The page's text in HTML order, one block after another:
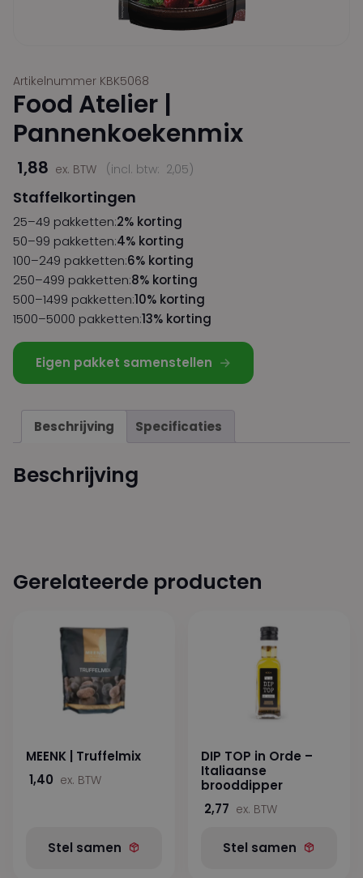
Artikelnummer KBK5068
Food Atelier |
Pannenkoekenmix
1,88 ex. BTW (incl. btw: 2,05)
Staffelkortingen
25–49 pakketten:2% korting
50–99 pakketten:4% korting
100–249 pakketten:6% korting
250–499 pakketten:8% korting
500–1499 pakketten:10% korting
1500–5000 pakketten:13% korting
Eigen pakket samenstellen
Beschrijving Specificaties
Beschrijving
Gerelateerde producten
MEENK | Truffelmix
1,40 ex. BTW
Stel samen
DIP TOP in Orde –
Italiaanse
brooddipper
2,77 ex. BTW
Stel samen